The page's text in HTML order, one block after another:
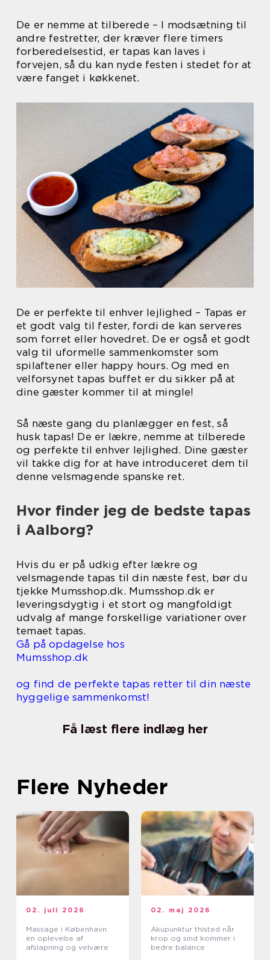
De er nemme at tilberede – I modsætning til
andre festretter, der kræver flere timers
forberedelsestid, er tapas kan laves i
forvejen, så du kan nyde festen i stedet for at
være fanget i køkkenet.
De er perfekte til enhver lejlighed – Tapas er
et godt valg til fester, fordi de kan serveres
som forret eller hovedret. De er også et godt
valg til uformelle sammenkomster som
spilaftener eller happy hours. Og med en
velforsynet tapas buffet er du sikker på at
dine gæster kommer til at mingle!
Så næste gang du planlægger en fest, så
husk tapas! De er lækre, nemme at tilberede
og perfekte til enhver lejlighed. Dine gæster
vil takke dig for at have introduceret dem til
denne velsmagende spanske ret.
Hvor finder jeg de bedste tapas
i Aalborg?
Hvis du er på udkig efter lækre og
velsmagende tapas til din næste fest, bør du
tjekke Mumsshop.dk. Mumsshop.dk er
leveringsdygtig i et stort og mangfoldigt
udvalg af mange forskellige variationer over
temaet tapas.
Gå på opdagelse hos
Mumsshop.dk
og find de perfekte tapas retter til din næste
hyggelige sammenkomst!
Få læst flere indlæg her
Flere Nyheder
02. juli 2026
Massage i København:
en oplevelse af
afslapning og velvære
02. maj 2026
Akupunktur thisted når
krop og sind kommer i
bedre balance